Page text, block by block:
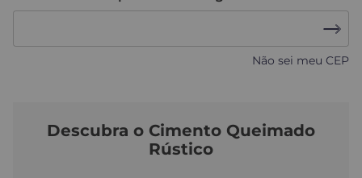
Não sei meu CEP
Descubra o Cimento Queimado
Rústico